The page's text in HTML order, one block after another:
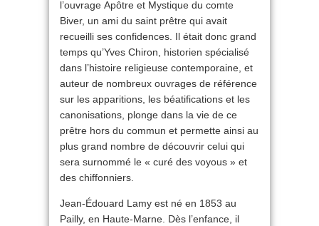
l’ouvrage Apôtre et Mystique du comte
Biver, un ami du saint prêtre qui avait
recueilli ses confidences. Il était donc grand
temps qu’Yves Chiron, historien spécialisé
dans l’histoire religieuse contemporaine, et
auteur de nombreux ouvrages de référence
sur les apparitions, les béatifications et les
canonisations, plonge dans la vie de ce
prêtre hors du commun et permette ainsi au
plus grand nombre de découvrir celui qui
sera surnommé le « curé des voyous » et
des chiffonniers.
Jean-Édouard Lamy est né en 1853 au
Pailly, en Haute-Marne. Dès l’enfance, il